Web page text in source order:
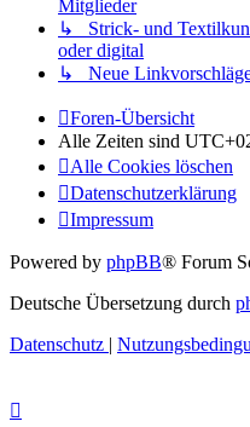
Mitglieder
↳ Strick- und
oder digital
↳ Neue
Foren-Übersicht
Alle Zeiten sind
Alle Cookies löschen
Datenschutzerklärung
Impressum
Powered by phpBB® Forum
Deutsche Übersetzung durch
Datenschutz |